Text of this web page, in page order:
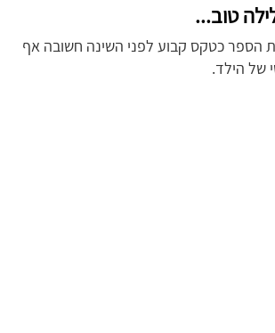
טוב...
הספר כטקס קבוע לפני השינה חשובה אף
של הילד.